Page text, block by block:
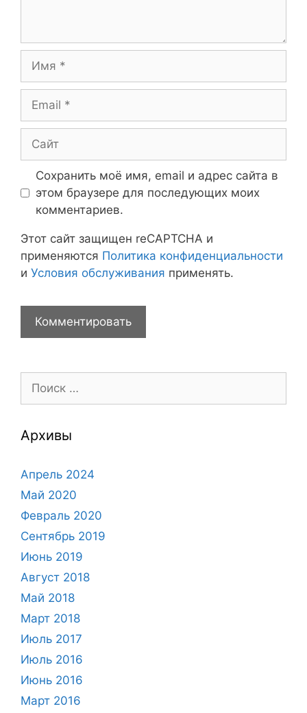
Сохранить моё имя, email и адрес сайта в
этом браузере для последующих моих
комментариев.
Этот сайт защищен reCAPTCHA и
применяются Политика конфиденциальности
и Условия обслуживания применять.
Архивы
Апрель 2024
Май 2020
Февраль 2020
Сентябрь 2019
Июнь 2019
Август 2018
Май 2018
Март 2018
Июль 2017
Июль 2016
Июнь 2016
Март 2016